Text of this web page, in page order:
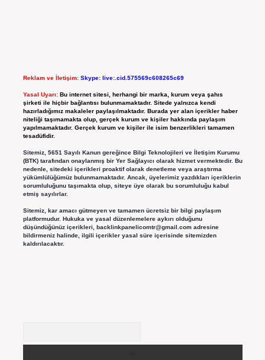
Reklam ve İletişim: Skype: live:.cid.575569c608265c69
Yasal Uyarı: Bu internet sitesi, herhangi bir marka, kurum veya şahıs
şirketi ile hiçbir bağlantısı bulunmamaktadır. Sitede yalnızca kendi
hazırladığımız makaleler paylaşılmaktadır. Burada yer alan içerikler haber
niteliği taşımamakta olup, gerçek kurum ve kişiler hakkında paylaşım
yapılmamaktadır. Gerçek kurum ve kişiler ile isim benzerlikleri tamamen
tesadüfidir.
Sitemiz, 5651 Sayılı Kanun gereğince Bilgi Teknolojileri ve İletişim Kurumu
(BTK) tarafından onaylanmış bir Yer Sağlayıcı olarak hizmet vermektedir. Bu
nedenle, sitedeki içerikleri proaktif olarak denetleme veya araştırma
yükümlülüğümüz bulunmamaktadır. Ancak, üyelerimiz yazdıkları içeriklerin
sorumluluğunu taşımakta olup, siteye üye olarak bu sorumluluğu kabul
etmiş sayılırlar.
Sitemiz, kar amacı gütmeyen ve tamamen ücretsiz bir bilgi paylaşım
platformudur. Hukuka ve yasal düzenlemelere aykırı olduğunu
düşündüğünüz içerikleri, backlinkpanelicomtr@gmail.comadresine
bildirmeniz halinde, ilgili içerikler yasal süre içerisinde sitemizden
kaldırılacaktır.